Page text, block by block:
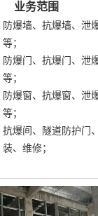
业务范围
防爆墙、抗爆墙、泄
等；
防爆门、抗爆门、泄
等；
防爆窗、抗爆窗、泄
等；
抗爆间、隧道防护门
装、维修；